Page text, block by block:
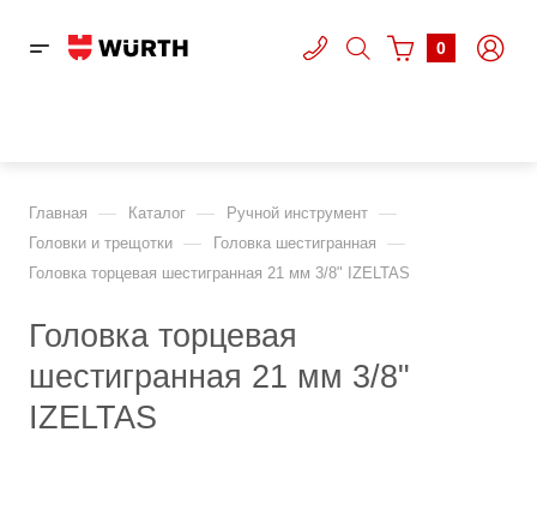
0
Главная — Каталог — Ручной инструмент —
Головки и трещотки — Головка шестигранная —
Головка торцевая шестигранная 21 мм 3/8" IZELTAS
Головка торцевая
шестигранная 21 мм 3/8"
IZELTAS